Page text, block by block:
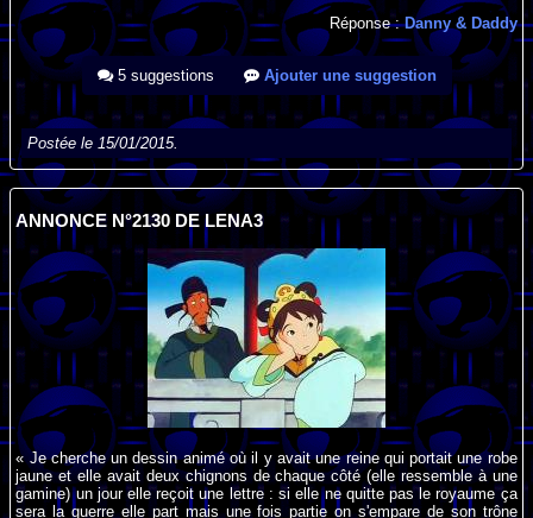
Réponse :Danny & Daddy
5 suggestions Ajouter une suggestion
Postée le 15/01/2015.
ANNONCE N°2130 DE LENA3
« Je cherche un dessin animé où il y avait une reine qui portait une robe
jaune et elle avait deux chignons de chaque côté (elle ressemble à une
gamine) un jour elle reçoit une lettre : si elle ne quitte pas le royaume ça
sera la guerre elle part mais une fois partie on s'empare de son trône